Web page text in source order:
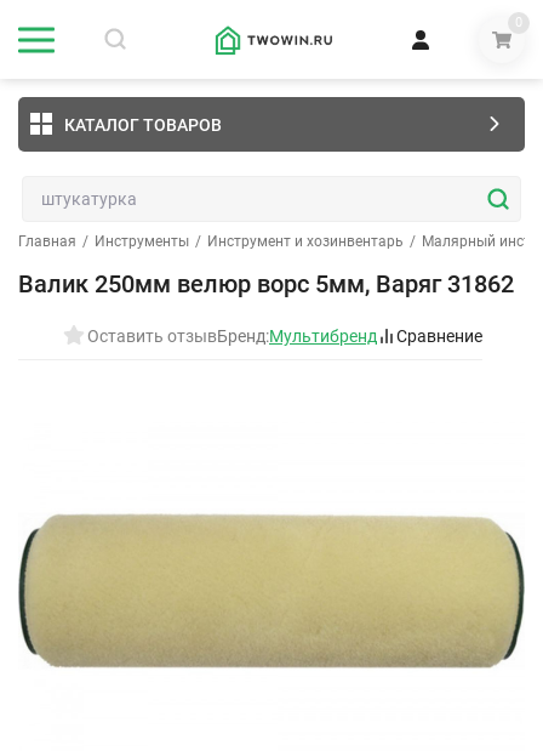
0
КАТАЛОГ ТОВАРОВ
Главная / Инструменты / Инструмент и хозинвентарь / Малярный
Валик 250мм велюр ворс 5мм, Варяг 31862
Оставить отзывБренд:Мультибренд Сравнение